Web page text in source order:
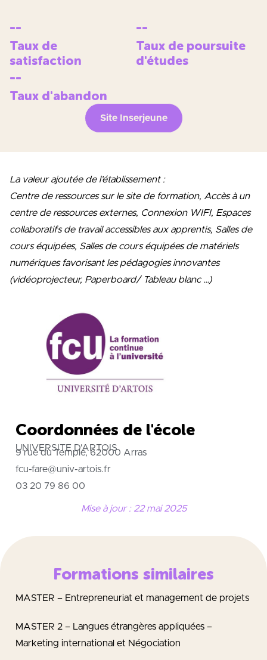
--
Taux de
satisfaction
--
Taux de poursuite
d'études
--
Taux d'abandon
Site Inserjeune
Coordonnées de l'école
UNIVERSITE D'ARTOIS
9 rue du Temple, 62000 Arras
fcu-fare@univ-artois.fr
03 20 79 86 00
La valeur ajoutée de l’établissement :
Centre de ressources sur le site de formation, Accès à un
centre de ressources externes, Connexion WIFI, Espaces
collaboratifs de travail accessibles aux apprentis, Salles de
cours équipées, Salles de cours équipées de matériels
numériques favorisant les pédagogies innovantes
(vidéoprojecteur, Paperboard/ Tableau blanc …)
Mise à jour : 22 mai 2025
Formations similaires
MASTER – Entrepreneuriat et management de projets
MASTER 2 – Langues étrangères appliquées –
Marketing international et Négociation